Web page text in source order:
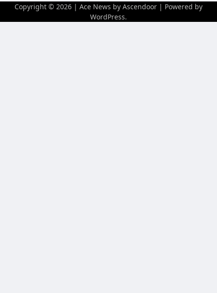
Copyright © 2026 | Ace News by Ascendoor | Powered by
WordPress.